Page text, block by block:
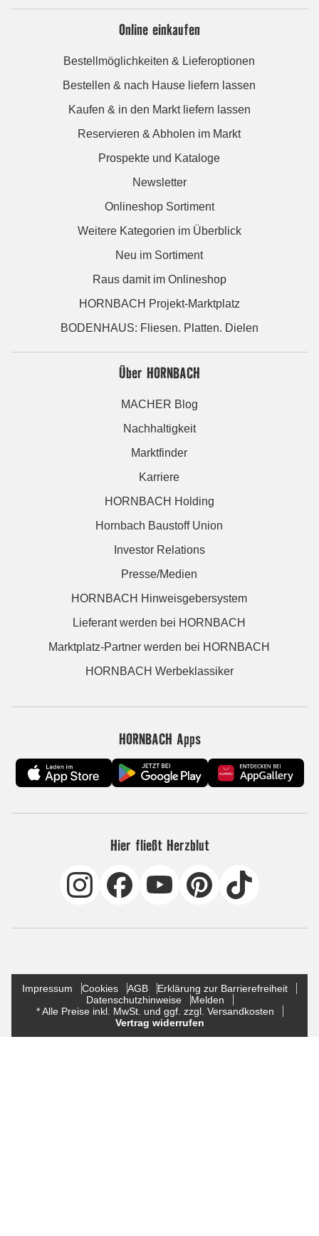
Online einkaufen
Bestellmöglichkeiten & Lieferoptionen
Bestellen & nach Hause liefern lassen
Kaufen & in den Markt liefern lassen
Reservieren & Abholen im Markt
Prospekte und Kataloge
Newsletter
Onlineshop Sortiment
Weitere Kategorien im Überblick
Neu im Sortiment
Raus damit im Onlineshop
HORNBACH Projekt-Marktplatz
BODENHAUS: Fliesen. Platten. Dielen
Über HORNBACH
MACHER Blog
Nachhaltigkeit
Marktfinder
Karriere
HORNBACH Holding
Hornbach Baustoff Union
Investor Relations
Presse/Medien
HORNBACH Hinweisgebersystem
Lieferant werden bei HORNBACH
Marktplatz-Partner werden bei HORNBACH
HORNBACH Werbeklassiker
HORNBACH Apps
Hier fließt Herzblut
Impressum Cookies AGB
Erklärung zur Barrierefreiheit
Datenschutzhinweise
Melden
* Alle Preise inkl. MwSt. und ggf. zzgl. Versandkosten
Vertrag widerrufen